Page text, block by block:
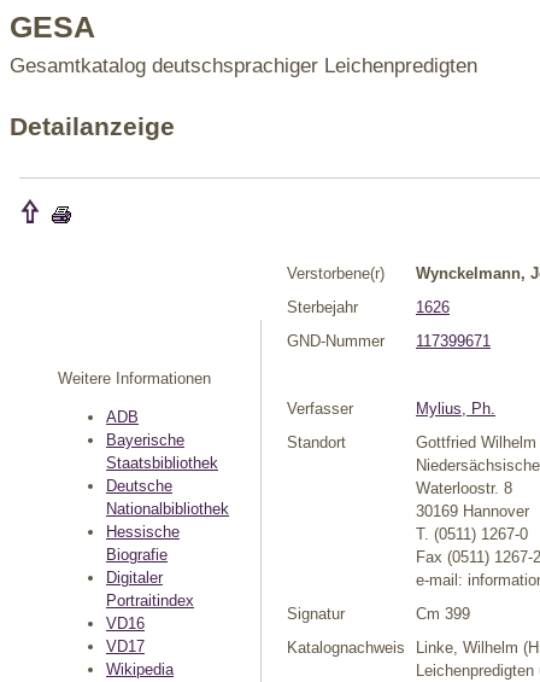
GESA
Gesamtkatalog deutschsprachiger Leichenpredigten
Detailanzeige
Weitere Informationen
ADB
Bayerische
Staatsbibliothek
Deutsche
Nationalbibliothek
Hessische
Biografie
Digitaler
Portraitindex
VD16
VD17
Wikipedia
Verstorbene(r)
Wynckelmann,
Sterbejahr
1626
GND-Nummer
117399671
Verfasser
Mylius, Ph.
Standort
Gottfried
Waterloostr. 8
30169 Hannover
T. (0511) 1267-0
Fax (0511) 1267-
e-mail:
Signatur
Cm 399
Katalognachweis
Linke, Wilhelm